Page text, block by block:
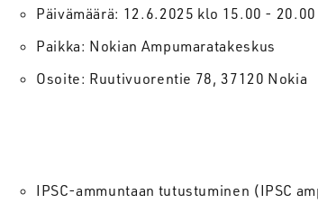
Päivämäärä: 12.6.2025 klo 15.00 - 20.00
Paikka: Nokian Ampumaratakeskus
Osoite: Ruutivuorentie 78, 37120 Nokia
IPSC-ammuntaan tutustuminen (IPSC